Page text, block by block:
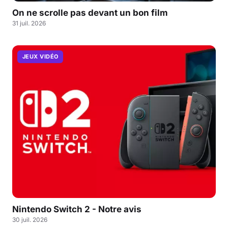
On ne scrolle pas devant un bon film
31 juil. 2026
JEUX VIDÉO
Nintendo Switch 2 - Notre avis
30 juil. 2026